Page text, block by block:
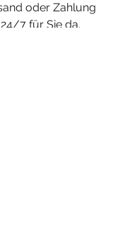
oder Zahlung
7 für Sie da.